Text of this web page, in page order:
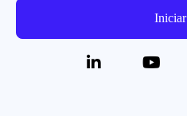
Iniciar